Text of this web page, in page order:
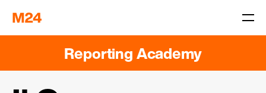
Reporting Academy